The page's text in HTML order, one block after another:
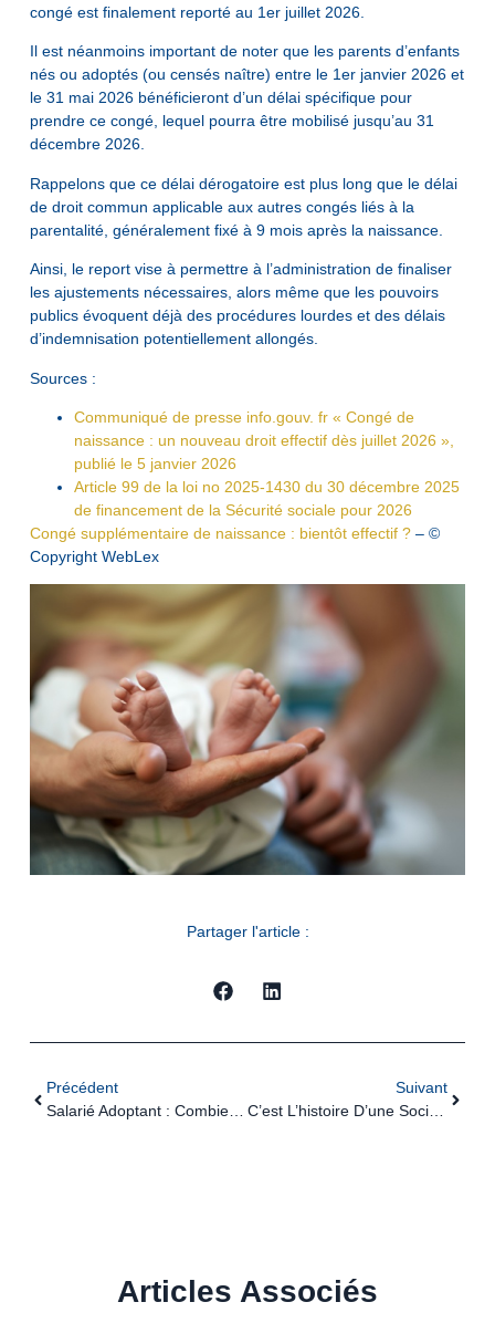
congé est finalement reporté au 1er juillet 2026.
Il est néanmoins important de noter que les parents d’enfants
nés ou adoptés (ou censés naître) entre le 1er janvier 2026 et
le 31 mai 2026 bénéficieront d’un délai spécifique pour
prendre ce congé, lequel pourra être mobilisé jusqu’au 31
décembre 2026.
Rappelons que ce délai dérogatoire est plus long que le délai
de droit commun applicable aux autres congés liés à la
parentalité, généralement fixé à 9 mois après la naissance.
Ainsi, le report vise à permettre à l’administration de finaliser
les ajustements nécessaires, alors même que les pouvoirs
publics évoquent déjà des procédures lourdes et des délais
d’indemnisation potentiellement allongés.
Sources :
Communiqué de presse info.gouv. fr « Congé de
naissance : un nouveau droit effectif dès juillet 2026 »,
publié le 5 janvier 2026
Article 99 de la loi no 2025-1430 du 30 décembre 2025
de financement de la Sécurité sociale pour 2026
Congé supplémentaire de naissance : bientôt effectif ?– ©
Copyright WebLex
Partager l'article :
Précédent
Salarié Adoptant : Combien D’absences Autorisées ?
Suivant
C’est L’histoire D’une Société Pour Qui La Précision Passe Par La Numérotation…
Articles Associés